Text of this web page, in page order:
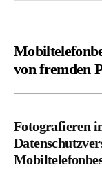
von fremden
Fotografieren